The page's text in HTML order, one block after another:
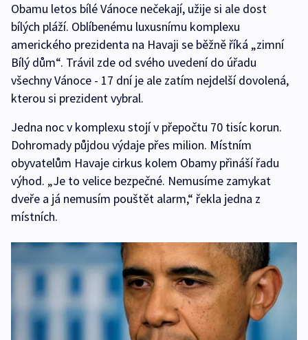
Obamu letos bílé Vánoce nečekají, užije si ale dost
bílých pláží. Oblíbenému luxusnímu komplexu
amerického prezidenta na Havaji se běžně říká „zimní
Bílý dům“. Trávil zde od svého uvedení do úřadu
všechny Vánoce - 17 dní je ale zatím nejdelší dovolená,
kterou si prezident vybral.
Jedna noc v komplexu stojí v přepočtu 70 tisíc korun.
Dohromady půjdou výdaje přes milion. Místním
obyvatelům Havaje cirkus kolem Obamy přináší řadu
výhod. „Je to velice bezpečné. Nemusíme zamykat
dveře a já nemusím pouštět alarm,“ řekla jedna z
místních.